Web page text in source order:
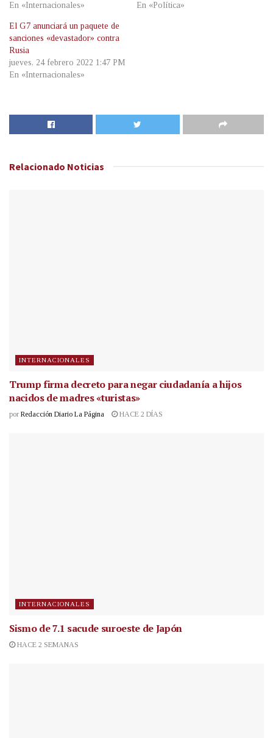
En «Internacionales» En «Política»
El G7 anunciará un paquete de
sanciones «devastador» contra
Rusia
jueves, 24 febrero 2022 1:47 PM
En «Internacionales»
Relacionado Noticias
INTERNACIONALES
Trump firma decreto para negar ciudadanía a hijos
nacidos de madres «turistas»
por Redacción Diario La Página HACE 2 DÍAS
INTERNACIONALES
Sismo de 7.1 sacude suroeste de Japón
HACE 2 SEMANAS